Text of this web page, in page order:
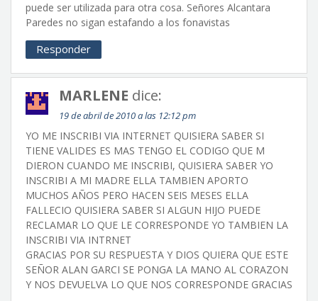
puede ser utilizada para otra cosa. Señores Alcantara
Paredes no sigan estafando a los fonavistas
Responder
MARLENE dice:
19 de abril de 2010 a las 12:12 pm
YO ME INSCRIBI VIA INTERNET QUISIERA SABER SI
TIENE VALIDES ES MAS TENGO EL CODIGO QUE M
DIERON CUANDO ME INSCRIBI, QUISIERA SABER YO
INSCRIBI A MI MADRE ELLA TAMBIEN APORTO
MUCHOS AÑOS PERO HACEN SEIS MESES ELLA
FALLECIO QUISIERA SABER SI ALGUN HIJO PUEDE
RECLAMAR LO QUE LE CORRESPONDE YO TAMBIEN LA
INSCRIBI VIA INTRNET
GRACIAS POR SU RESPUESTA Y DIOS QUIERA QUE ESTE
SEÑOR ALAN GARCI SE PONGA LA MANO AL CORAZON
Y NOS DEVUELVA LO QUE NOS CORRESPONDE GRACIAS